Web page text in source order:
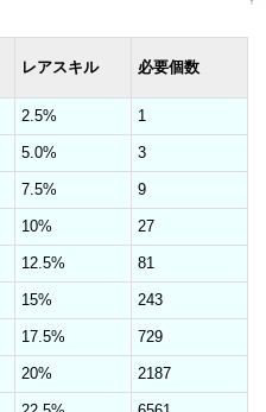
レアスキル 必要個数
2.5% 1
5.0% 3
7.5% 9
10% 27
12.5% 81
15% 243
17.5% 729
20% 2187